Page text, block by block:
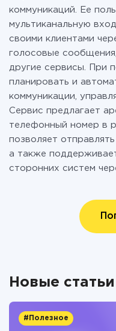
коммуникаций. Ее
мультиканальную
своими клиентами
голосовые
другие сервисы. При
планировать и
коммуникации,
Сервис предлагает
телефонный номер в
позволяет
а также
сторонних систем
Новые
#Полезное